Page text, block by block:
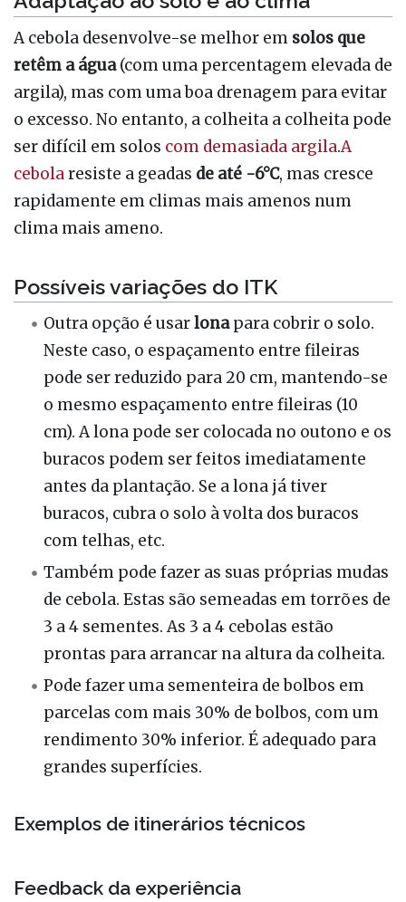
A cebola desenvolve-se melhor em solos que
retêm a água(com uma percentagem elevada de
argila), mas com uma boa drenagem para evitar
o excesso. No entanto, a colheita a colheita pode
ser difícil em solos com demasiada argila.A
cebolaresiste a geadas de até -6°C, mas cresce
rapidamente em climas mais amenos num
clima mais ameno.
Possíveis variações do ITK
Outra opção é usarlonapara cobrir o solo.
Neste caso, o espaçamento entre fileiras
pode ser reduzido para 20 cm, mantendo-se
o mesmo espaçamento entre fileiras (10
cm). A lona pode ser colocada no outono e os
buracos podem ser feitos imediatamente
antes da plantação. Se a lona já tiver
buracos, cubra o solo à volta dos buracos
com telhas, etc.
Também pode fazer as suas próprias mudas
de cebola. Estas são semeadas em torrões de
3 a 4 sementes. As 3 a 4 cebolas estão
prontas para arrancar na altura da colheita.
Pode fazer uma sementeira de bolbos em
parcelas com mais 30% de bolbos, com um
rendimento 30% inferior. É adequado para
grandes superfícies.
Exemplos de itinerários técnicos
Feedback da experiência